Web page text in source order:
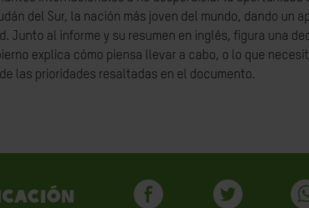
del Sur, la nación más joven del mundo, dando un
Junto al informe y su resumen en inglés, figura una
explica cómo piensa llevar a cabo, o lo que
las prioridades resaltadas en el documento.